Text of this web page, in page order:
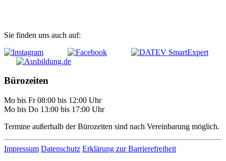
Sie finden uns auch auf:
Bürozeiten
Mo bis Fr 08:00 bis 12:00 Uhr
Mo bis Do 13:00 bis 17:00 Uhr
Termine außerhalb der Bürozeiten sind nach Vereinbarung möglich.
Impressum Datenschutz Erklärung zur Barrierefreiheit